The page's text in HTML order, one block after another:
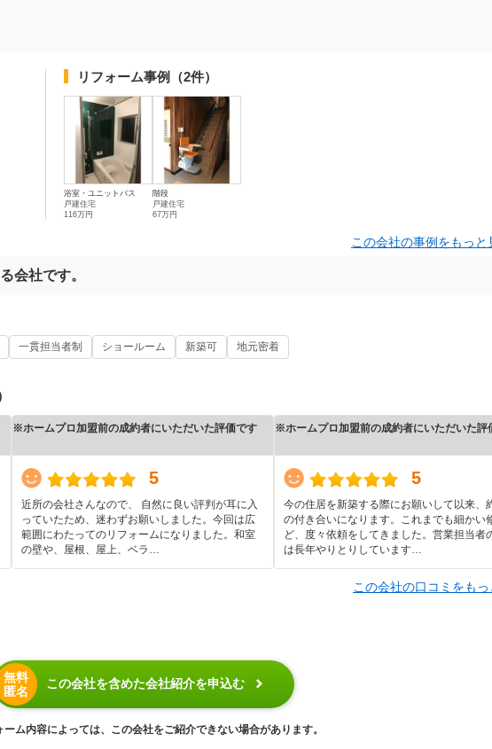
リフォーム事例 （2件）
浴室・ユニットバス
戸建住宅
116万円
階段
戸建住宅
67万円
この会社の事例をもっと
会社です。
一貫担当者制 ショールーム 新築可 地元密着
※ホームプロ加盟前の成約者にいただいた評価です
5
近所の会社さんなので、 自然に良い評判が耳に入
っていたため、迷わずお願いしました。今回は広
範囲にわたってのリフォームになりました。和室
の壁や、屋根、屋上、ベラ…
※ホームプロ加盟前の成約者にいただいた評
5
今の住居を新築する際にお願いして以来、
の付き合いになります。これまでも細かい
ど、度々依頼をしてきました。営業担当者
は長年やりとりしています…
この会社の口コミをも
無料
匿名
この会社を含めた会社紹介を申込む
ム内容によっては、この会社をご紹介できない場合があります。